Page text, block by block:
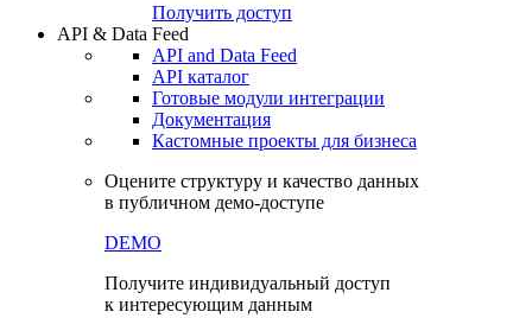
Получить доступ
API & Data Feed
API and Data Feed
API каталог
Готовые модули интеграции
Документация
Кастомные проекты для бизнеса
Оцените структуру и качество данных
в публичном демо-доступе
DEMO
Получите индивидуальный доступ
к интересующим данным